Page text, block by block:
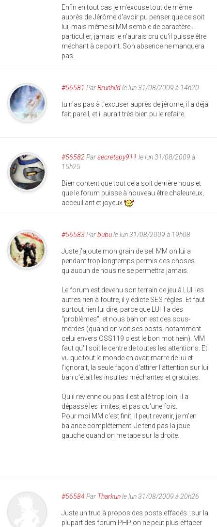
Enfin en tout cas je m'excuse tout de même
auprès de Jérôme d'avoir pu penser que ce soit
lui, mais même si MM semble de caractère...
particulier, jamais je n'aurais cru qu'il puisse être
méchant à ce point. Son absence ne manquera
pas.
#56581 ParBrunhildle lun 31/08/2009 à 14h20
tu n'as pas à t'excuser auprès de jérome, il a déjà
fait pareil, et il aurait très bien pu le refaire.
#56582 Parsecretspy911 le lun 31/08/2009 à
15h25
Bien content que tout cela soit derrière nous et
que le forum puisse à nouveau être chaleureux,
acceuillant et joyeux
#56583 Parbubule lun 31/08/2009 à 19h08
Juste j'ajoute mon grain de sel. MM on lui a
pendant trop longtemps permis des choses
qu'aucun de nous ne se permettra jamais.
Le forum est devenu son terrain de jeu à LUI, les
autres rien à foutre, il y édicte SES règles. Et faut
surtout rien lui dire, parce que LUI il a des
"problèmes", et nous bah on est des sous-
merdes (quand on voit ses posts, notamment
celui envers OSS119 c'est le bon mot hein). MM
faut qu'il soit le centre de toutes les attentions. Et
vu que tout le monde en avait marre de lui et
l'ignorait, la seule façon d'attirer l'attention sur lui
bah c'était les insultes méchantes et gratuites.
Qu'il revienne ou pas il est allé trop loin, il a
dépassé les limites, et pas qu'une fois.
Pour moi MM c'est finit, il peut revenir, je m'en
balance complétement. Je tend pas la joue
gauche quand on me tape sur la droite.
#56584 Par Tharkunle lun 31/08/2009 à 20h26
Juste un truc à propos des posts effacés : sur la
plupart des forum PHP on ne peut plus effacer